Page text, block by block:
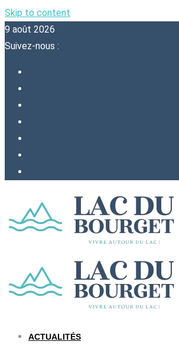
Skip to content
9 août 2026
Suivez-nous :
ACTUALITÉS